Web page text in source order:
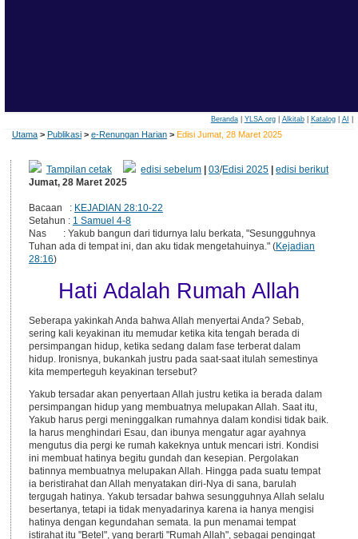
Beranda| YLSA.org| Alkitab| Katalog| AI
Utama > Publikasi > e-Renungan Harian > Edisi Jumat, 28 Maret 2025
Tampilan cetak edisi sebelum |03/Edisi 2025 |edisi berikut
Jumat, 28 Maret 2025
Bacaan : KEJADIAN 28:10-22
Setahun : 1 Samuel 4-8
Nas : Yakub bangun dari tidurnya lalu berkata, "Sesungguhnya
Tuhan ada di tempat ini, dan aku tidak mengetahuinya." (Kejadian
28:16)
Hati Adalah Rumah Allah
Seberapa yakinkah Anda bahwa Allah menyertai Anda? Sebab,
sering kali keyakinan itu memudar ketika kita tengah berada di
persimpangan hidup, ketika sedang dalam fase terberat dalam
hidup. Ironisnya, bukankah justru pada saat-saat itulah semestinya
kita memperteguh keyakinan tersebut?
Yakub tersadar akan penyertaan Allah justru ketika ia berada dalam
persimpangan hidup yang membuatnya melupakan Allah. Saat itu,
Yakub harus pergi meninggalkan rumahnya dalam kondisi tidak baik.
Ia harus menghindari Esau, dan ibunya mengatur agar ayahnya
mengutus dia pergi ke rumah kakeknya untuk mencari istri. Kondisi
ini membuat hatinya begitu gundah dan kesepian. Pergolakan
batinnya membuatnya melupakan Allah. Hingga pada suatu tempat
ia beristirahat dan Allah menyatakan diri-Nya di sana, barulah
tergugah hatinya. Yakub tersadar bahwa sesungguhnya Allah selalu
besertanya, tetapi ia tidak menyadarinya karena ia hanya mengisi
hatinya dengan kegundahan semata. Ia pun menamai tempat
istirahat itu "Betel", yang berarti "Rumah Allah", sebagai pengingat